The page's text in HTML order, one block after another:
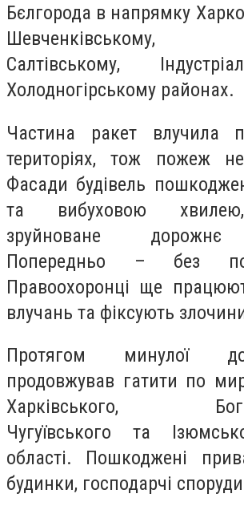
Бєлгорода в напрямку
Шевченківському,
Салтівському,
Холодногірському районах.
Частина ракет влучила
територіях, тож пожеж
Фасади будівель
та вибуховою
зруйноване дорожнє
Попередньо – без
Правоохоронці ще
влучань та фіксують
Протягом минулої
продовжував гатити по
Харківського,
Чугуївського та
області. Пошкоджені
будинки, господарчі